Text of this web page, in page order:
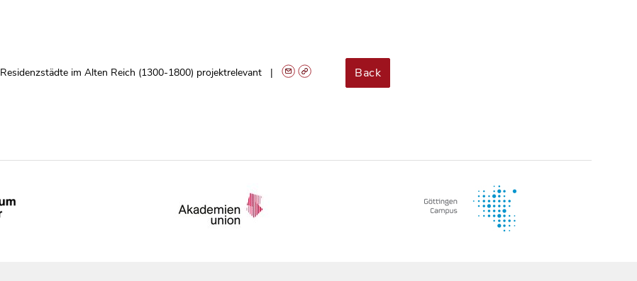
Residenzstädte im Alten Reich (1300-1800) projektrelevant Back